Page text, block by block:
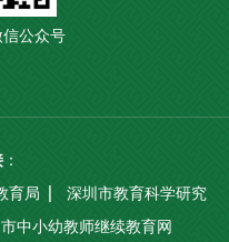
公众号
：
育局
深圳市教育科学研究
中小幼教师继续教育网